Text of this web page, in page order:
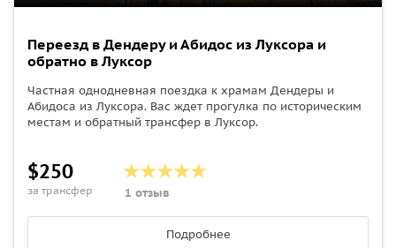
Переезд в Дендеру и Абидос из Луксора и
обратно в Луксор
Частная однодневная поездка к храмам Дендеры и
Абидоса из Луксора. Вас ждет прогулка по историческим
местам и обратный трансфер в Луксор.
$250
за трансфер 1 отзыв
Подробнее